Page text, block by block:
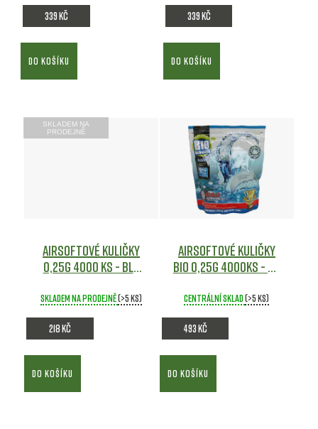
339 Kč
DO KOŠÍKU
339 Kč
DO KOŠÍKU
Airsoftové kuličky
BIO 0,25g 4000ks - GG
Centrální sklad(>5 ks)
493 Kč
DO KOŠÍKU
SKLADEM NA
PRODEJNĚ
Airsoftové kuličky
0,25g 4000 ks - BLS
Skladem na prodejně(>5 ks)
218 Kč
DO KOŠÍKU